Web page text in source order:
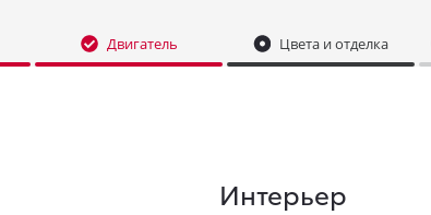
Двигатель Цвета и отделка
Интерьер